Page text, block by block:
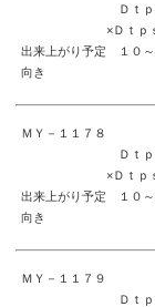
Ｄｔｐｓ Ｈａｐ
×Ｄｔｐｓ Ｗｅ
出来上がり予定 １０
向き
ＭＹ－１１７８
Ｄｔｐｓ Ｗｅ
×Ｄｔｐｓ Ｈａ
出来上がり予定 １０
向き
ＭＹ－１１７９
Ｄｔｐｓ(Happy